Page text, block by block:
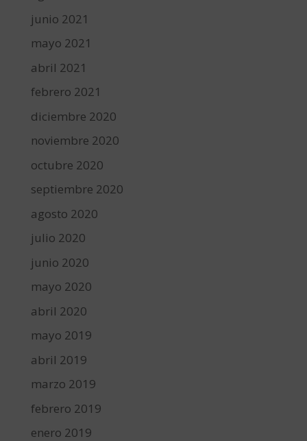
junio 2021
mayo 2021
abril 2021
febrero 2021
diciembre 2020
noviembre 2020
octubre 2020
septiembre 2020
agosto 2020
julio 2020
junio 2020
mayo 2020
abril 2020
mayo 2019
abril 2019
marzo 2019
febrero 2019
enero 2019